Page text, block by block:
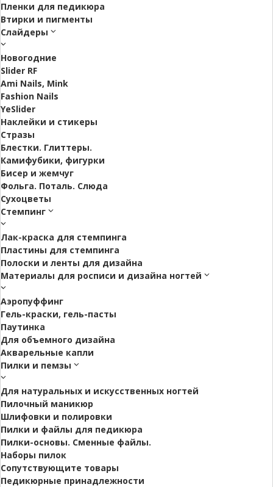
Пленки для педикюра
Втирки и пигменты
Слайдеры
Новогодние
Slider RF
Ami Nails, Mink
Fashion Nails
YeSlider
Наклейки и стикеры
Стразы
Блестки. Глиттеры.
Камифубики, фигурки
Бисер и жемчуг
Фольга. Поталь. Слюда
Сухоцветы
Стемпинг
Лак-краска для стемпинга
Пластины для стемпинга
Полоски и ленты для дизайна
Материалы для росписи и дизайна ногтей
Аэропуффинг
Гель-краски, гель-пасты
Паутинка
Для объемного дизайна
Акварельные капли
Пилки и пемзы
Для натуральных и искусственных ногтей
Пилочный маникюр
Шлифовки и полировки
Пилки и файлы для педикюра
Пилки-основы. Сменные файлы.
Наборы пилок
Сопутствующите товары
Педикюрные принадлежности